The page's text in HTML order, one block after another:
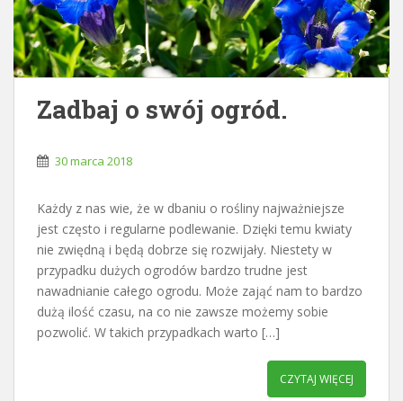
Zadbaj o swój ogród.
30 marca 2018
Każdy z nas wie, że w dbaniu o rośliny najważniejsze
jest często i regularne podlewanie. Dzięki temu kwiaty
nie zwiędną i będą dobrze się rozwijały. Niestety w
przypadku dużych ogrodów bardzo trudne jest
nawadnianie całego ogrodu. Może zająć nam to bardzo
dużą ilość czasu, na co nie zawsze możemy sobie
pozwolić. W takich przypadkach warto […]
CZYTAJ WIĘCEJ